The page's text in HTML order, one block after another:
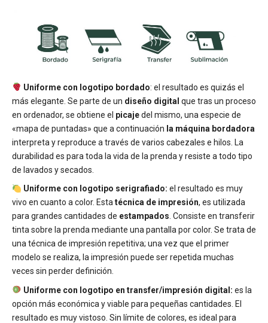
Uniforme con logotipo bordado: el resultado es quizás el
más elegante. Se parte de un diseño digital que tras un proceso
en ordenador, se obtiene el picajedel mismo, una especie de
«mapa de puntadas» que a continuación la máquina bordadora
interpreta y reproduce a través de varios cabezales e hilos. La
durabilidad es para toda la vida de la prenda y resiste a todo tipo
de lavados y secados.
Uniforme con logotipo serigrafiado: el resultado es muy
vivo en cuanto a color. Esta técnica de impresión, es utilizada
para grandes cantidades de estampados . Consiste en transferir
tinta sobre la prenda mediante una pantalla por color. Se trata de
una técnica de impresión repetitiva; una vez que el primer
modelo se realiza, la impresión puede ser repetida muchas
veces sin perder definición.
Uniforme con logotipo en transfer/impresión digital: es la
opción más económica y viable para pequeñas cantidades. El
resultado es muy vistoso. Sin límite de colores, es ideal para